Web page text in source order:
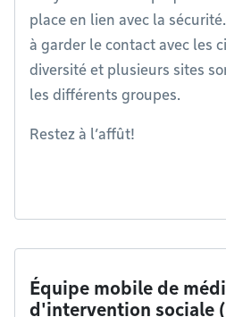
place en lien avec la
à garder le contact avec les
diversité et plusieurs sites
les différents groupes.
Restez à l’affût!
Équipe mobile de
d'intervention sociale